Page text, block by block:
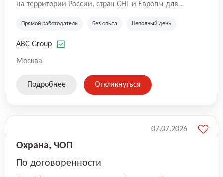
на территории России, стран СНГ и Европы для
культуре и развлечениям, информационным
Прямой работодатель Без опыта Неполный день
ABC Group
Москва
Подробнее Откликнуться
Охрана, ЧОП
По договоренности
07.07.2026